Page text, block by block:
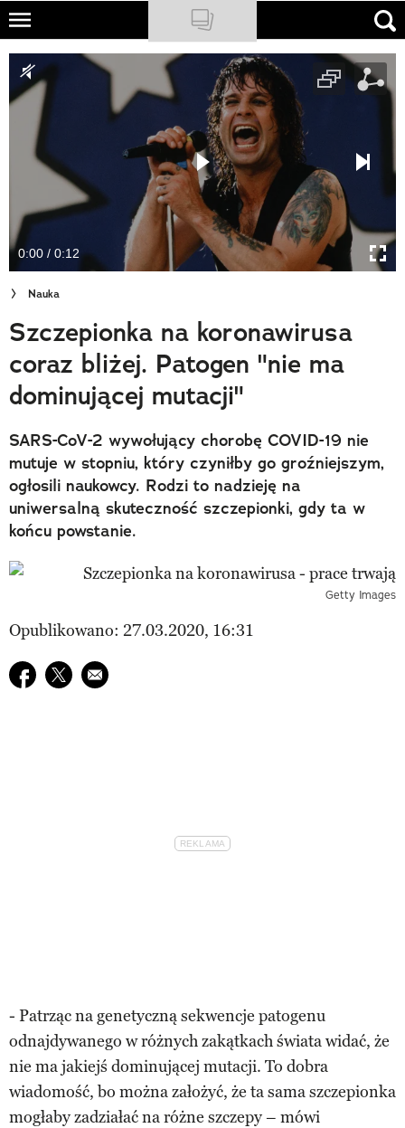
Skip
main
content
NATIONAL GEOGRAPHIC
TRAVELER
PODCASTY
Newsletter
Cuda Polski
Wielki Konkurs Fotograficzny
Trendbook Podróżniczy
Polecane
0:00 / 0:12
Nauka
Szczepionka na koronawirusa
coraz bliżej. Patogen "nie ma
dominującej mutacji"
SARS-CoV-2 wywołujący chorobę COVID-19 nie
mutuje w stopniu, który czyniłby go groźniejszym,
ogłosili naukowcy. Rodzi to nadzieję na
uniwersalną skuteczność szczepionki, gdy ta w
końcu powstanie.
Getty Images
Opublikowano: 27.03.2020, 16:31
Udostępnij na facebook
Udostępnij na twitter
E-mail do przyjaciela
- Patrząc na genetyczną sekwencje patogenu
odnajdywanego w różnych zakątkach świata widać, że
nie ma jakiejś dominującej mutacji. To dobra
wiadomość, bo można założyć, że ta sama szczepionka
mogłaby zadziałać na różne szczepy – mówi